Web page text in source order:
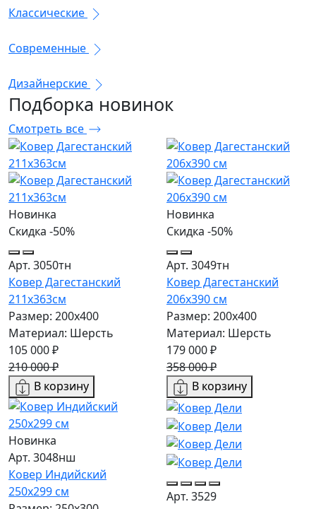
Классические
Современные
Дизайнерские
Подборка новинок
Смотреть все
Новинка
Скидка -50%
Арт. 3050тн
Ковер Дагестанский
211x363см
Размер: 200х400
Материал: Шерсть
105 000 ₽
210 000 ₽
В корзину
Новинка
Скидка -50%
Арт. 3049тн
Ковер Дагестанский
206x390 см
Размер: 200х400
Материал: Шерсть
179 000 ₽
358 000 ₽
В корзину
Новинка
Арт. 3048нш
Ковер Индийский
250x299 см
Арт. 3529